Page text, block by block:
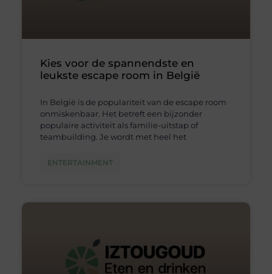
Kies voor de spannendste en
leukste escape room in België
In België is de populariteit van de escape room
onmiskenbaar. Het betreft een bijzonder
populaire activiteit als familie-uitstap of
teambuilding. Je wordt met heel het
ENTERTAINMENT